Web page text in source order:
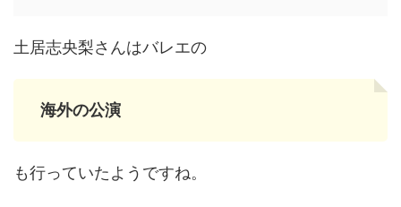
土居志央梨さんはバレエの
海外の公演
も行っていたようですね。